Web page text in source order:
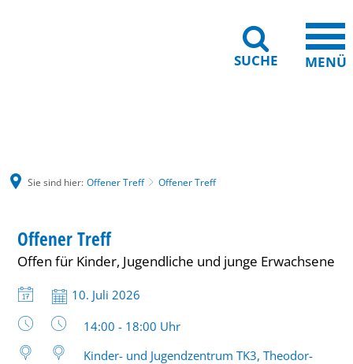
SUCHE MENÜ
Sie sind hier: Offener Treff Offener Treff
TreffKATEGORIE: JUGEND
Offener Treff
Offen für Kinder, Jugendliche und junge Erwachsene
Datum:
10. Juli 2026
Uhrzeit:
14:00 - 18:00 Uhr
Kinder- und Jugendzentrum TK3, Theodor-